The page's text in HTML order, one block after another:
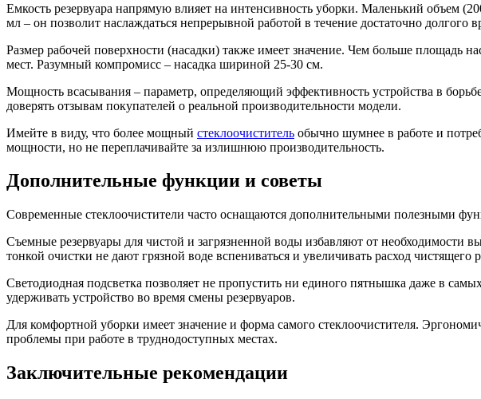
Емкость резервуара напрямую влияет на интенсивность уборки. Маленький объем
мл – он позволит наслаждаться непрерывной работой в течение достаточно долгого
Размер рабочей поверхности (насадки) также имеет значение. Чем больше площадь
мест. Разумный компромисс – насадка шириной 25-30 см.
Мощность всасывания – параметр, определяющий эффективность устройства в
доверять отзывам покупателей о реальной производительности модели.
Имейте в виду, что более мощный стеклоочиститель обычно шумнее в работе и
мощности, но не переплачивайте за излишнюю производительность.
Дополнительные функции и советы
Современные стеклоочистители часто оснащаются дополнительными полезными
Съемные резервуары для чистой и загрязненной воды избавляют от
тонкой очистки не дают грязной воде вспениваться и увеличивать расход чистящего
Светодиодная подсветка позволяет не пропустить ни единого пятнышка даже в
удерживать устройство во время смены резервуаров.
Для комфортной уборки имеет значение и форма самого стеклоочистителя.
проблемы при работе в труднодоступных местах.
Заключительные рекомендации